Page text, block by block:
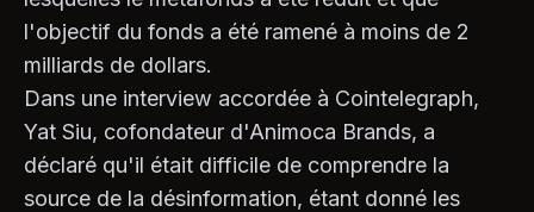
l'objectif du fonds a été ramené à moins de 2
milliards de dollars.
Dans une interview accordée à Cointelegraph,
Yat Siu, cofondateur d'Animoca Brands, a
déclaré qu'il était difficile de comprendre la
source de la désinformation, étant donné les